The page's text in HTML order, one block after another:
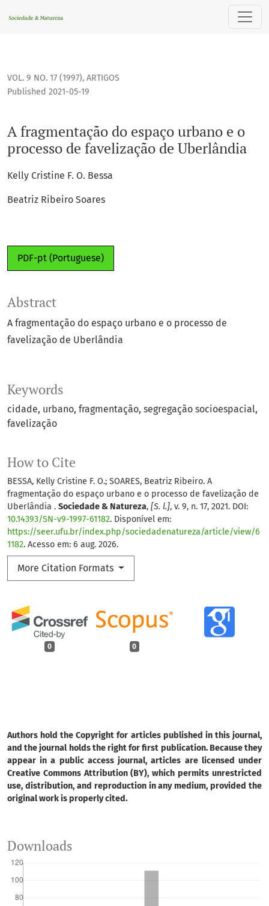
A fragmentação do espaço urbano e o processo de
VOL. 9 NO. 17 (1997), ARTIGOS
A fragmentação do espaço urbano e o
processo de favelização de Uberlândia
Published 2021-05-19
Kelly Cristine F. O. Bessa
Beatriz Ribeiro Soares
PDF-pt (Portuguese)
Keywords
cidade urbano fragmentação segregação socioespacial
favelização
How to Cite
BESSA, Kelly Cristine F. O.; SOARES, Beatriz Ribeiro. A
fragmentação do espaço urbano e o processo de favelização de
Uberlândia . Sociedade & Natureza, [S. l.], v. 9, n. 17, 2021. DOI:
10.14393/SN-v9-1997-61182. Disponível em:
https://seer.ufu.br/index.php/sociedadenatureza/article/view/6
1182. Acesso em: 6 aug. 2026.
More Citation Formats
0 0
Abstract
A fragmentação do espaço urbano e o processo de
favelização de Uberlândia
Authors hold the Copyright for articles published in this journal,
and the journal holds the right for first publication. Because they
appear in a public access journal, articles are licensed under
Creative Commons Attribution (BY), which permits unrestricted
use, distribution, and reproduction in any medium, provided the
original work is properly cited.
Downloads